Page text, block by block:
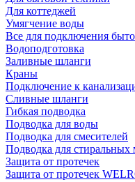
Для коттеджей
Умягчение воды
Все для подключения
Водоподготовка
Заливные шланги
Краны
Подключение к
Сливные шланги
Гибкая подводка
Подводка для воды
Подводка для смесителей
Подводка для
Защита от протечек
Защита от протечек